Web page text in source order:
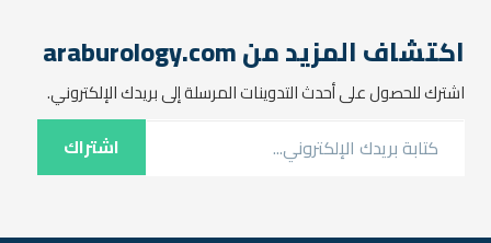
سنتناول كل ما…
اكتشاف المزيد من araburology.com
اشترك للحصول على أحدث التدوينات المرسلة إلى بريدك الإلكتروني.
اشتراك